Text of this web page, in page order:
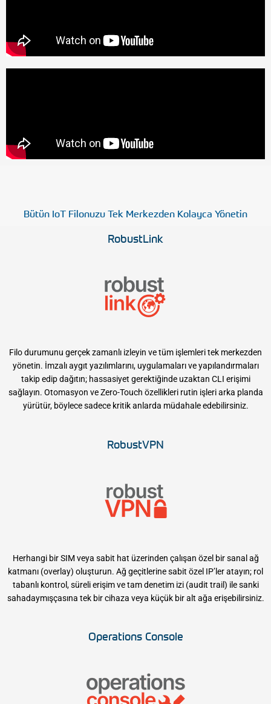
Bütün IoT Filonuzu Tek Merkezden Kolayca Yönetin
RobustLink
Filo durumunu gerçek zamanlı izleyin ve tüm işlemleri tek merkezden
yönetin. İmzalı aygıt yazılımlarını, uygulamaları ve yapılandırmaları
takip edip dağıtın; hassasiyet gerektiğinde uzaktan CLI erişimi
sağlayın. Otomasyon ve Zero-Touch özellikleri rutin işleri arka planda
yürütür, böylece sadece kritik anlarda müdahale edebilirsiniz.
RobustVPN
Herhangi bir SIM veya sabit hat üzerinden çalışan özel bir sanal ağ
katmanı (overlay) oluşturun. Ağ geçitlerine sabit özel IP’ler atayın; rol
tabanlı kontrol, süreli erişim ve tam denetim izi (audit trail) ile sanki
sahadaymışçasına tek bir cihaza veya küçük bir alt ağa erişebilirsiniz.
Operations Console